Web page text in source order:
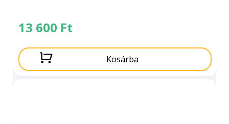
13 600 Ft
Kosárba